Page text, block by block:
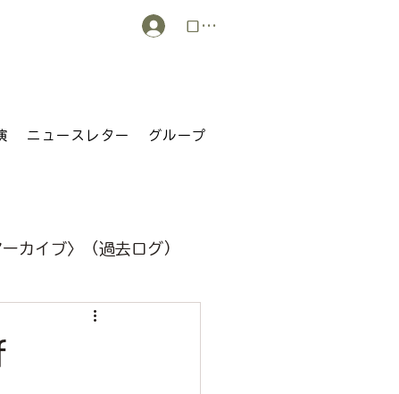
ログイン
ニュースレター グループ
ーカイブ〉（過去ログ）